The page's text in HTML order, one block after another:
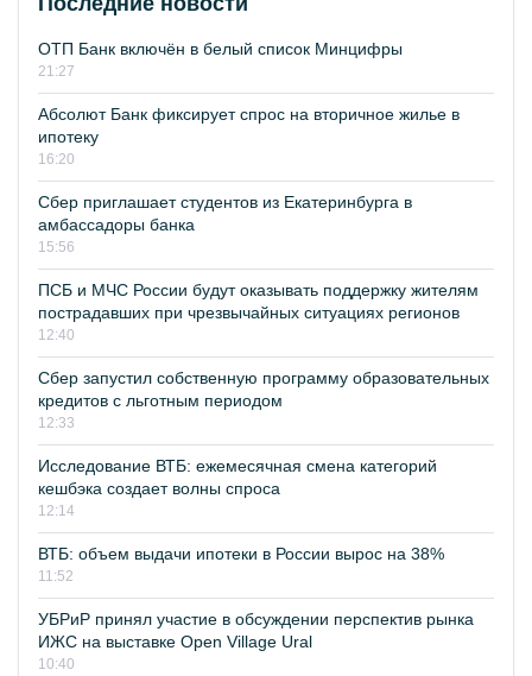
ОТП Банк включён в белый список Минцифры
21:27
Абсолют Банк фиксирует спрос на вторичное жилье в
ипотеку
16:20
Сбер приглашает студентов из Екатеринбурга в
амбассадоры банка
15:56
ПСБ и МЧС России будут оказывать поддержку жителям
пострадавших при чрезвычайных ситуациях регионов
12:40
Сбер запустил собственную программу образовательных
кредитов с льготным периодом
12:33
Исследование ВТБ: ежемесячная смена категорий
кешбэка создает волны спроса
12:14
ВТБ: объем выдачи ипотеки в России вырос на 38%
11:52
УБРиР принял участие в обсуждении перспектив рынка
ИЖС на выставке Open Village Ural
10:40